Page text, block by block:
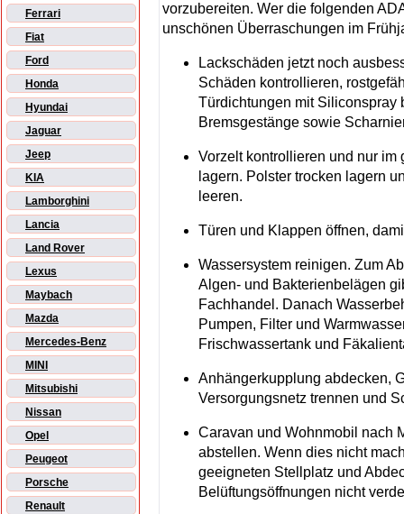
Ferrari
Fiat
Ford
Honda
Hyundai
Jaguar
Jeep
KIA
Lamborghini
Lancia
Land Rover
Lexus
Maybach
Mazda
Mercedes-Benz
MINI
Mitsubishi
Nissan
Opel
Peugeot
Porsche
Renault
vorzubereiten. Wer die folgenden
unschönen Überraschungen im
Lackschäden jetzt noch
Schäden kontrollieren,
Türdichtungen mit Siliconspray
Bremsgestänge sowie
Vorzelt kontrollieren und nur im
lagern. Polster trocken lagern
leeren.
Türen und Klappen öffnen,
Wassersystem reinigen. Zum
Algen- und Bakterienbelägen
Fachhandel. Danach
Pumpen, Filter und
Frischwassertank und
Anhängerkupplung abdecken,
Versorgungsnetz trennen und
Caravan und Wohnmobil nach
abstellen. Wenn dies nicht
geeigneten Stellplatz und
Belüftungsöffnungen nicht